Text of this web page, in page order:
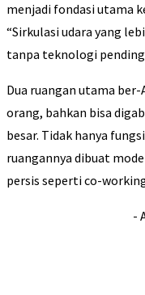
menjadi fondasi utama
“Sirkulasi udara yang
tanpa teknologi
Dua ruangan utama
orang, bahkan bisa
besar. Tidak hanya
ruangannya dibuat
persis seperti co-
-